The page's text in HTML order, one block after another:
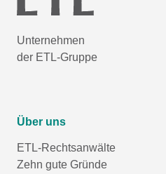
Unternehmen
der ETL-Gruppe
Über uns
ETL-Rechtsanwälte
Zehn gute Gründe